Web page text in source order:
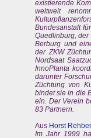
existierende
weltweit
Bundesanstalt
Quedlinburg, der
Berburg und
der ZKW
Nordsaat
InnoPlanta
darunter
Züchtung von
bindet sie in die
ein. Der Verein
83 Partnern.
Aus Horst
Im Jahr 1999